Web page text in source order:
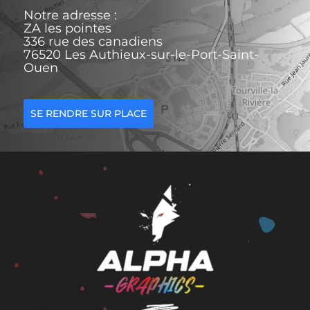
Notre adresse :
ZA les pointes
336 rue des canadiens
76520 Les Authieux-sur-le-Port-Saint-
Ouen
SE RENDRE SUR PLACE